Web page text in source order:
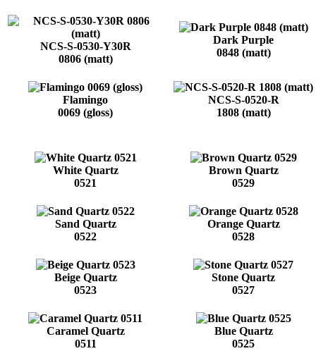
NCS-S-0530-Y30R
0806 (matt)
Dark Purple
0848 (matt)
Flamingo
0069 (gloss)
NCS-S-0520-R
1808 (matt)
White Quartz
0521
Brown Quartz
0529
Sand Quartz
0522
Orange Quartz
0528
Beige Quartz
0523
Stone Quartz
0527
Caramel Quartz
0511
Blue Quartz
0525